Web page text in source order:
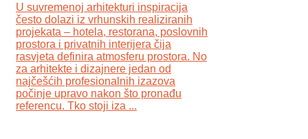
U suvremenoj arhitekturi inspiracija
često dolazi iz vrhunskih realiziranih
projekata – hotela, restorana, poslovnih
prostora i privatnih interijera čija
rasvjeta definira atmosferu prostora. No
za arhitekte i dizajnere jedan od
najčešćih profesionalnih izazova
počinje upravo nakon što pronađu
referencu. Tko stoji iza ...